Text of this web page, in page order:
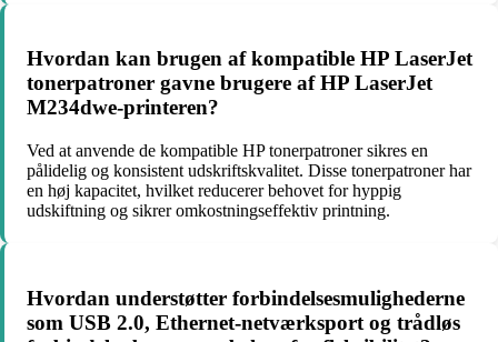
Hvordan kan brugen af kompatible HP LaserJet
tonerpatroner gavne brugere af HP LaserJet
M234dwe-printeren?
Ved at anvende de kompatible HP tonerpatroner sikres en
pålidelig og konsistent udskriftskvalitet. Disse tonerpatroner har
en høj kapacitet, hvilket reducerer behovet for hyppig
udskiftning og sikrer omkostningseffektiv printning.
Hvordan understøtter forbindelsesmulighederne
som USB 2.0, Ethernet-netværksport og trådløs